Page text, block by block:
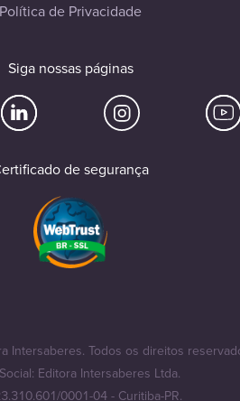
Política de Privacidade
Siga nossas páginas
de segurança
Intersaberes. Todos os direitos
Editora Intersaberes Ltda.
0001-04 - Curitiba-PR.